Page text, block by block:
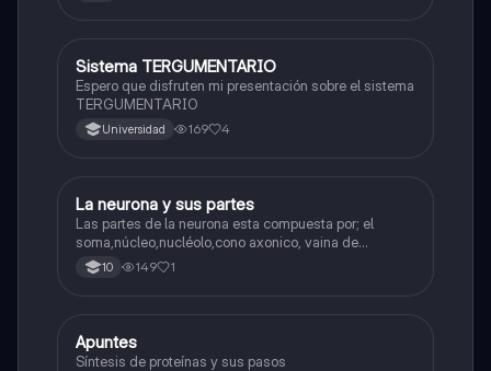
Biologia
Sistema TERGUMENTARIO
Espero que disfruten mi presentación sobre el sistema
TERGUMENTARIO
Universidad 169 4
Biologia
La neurona y sus partes
Las partes de la neurona esta compuesta por; el
soma,núcleo,nucléolo,cono axonico, vaina de
mielina,celula schwan,núcleo de schwann,nódulo de
Ranvier,terminal axonico Arborizacion terminal, botón
10 149 1
Biologia
Apuntes
Síntesis de proteínas y sus pasos